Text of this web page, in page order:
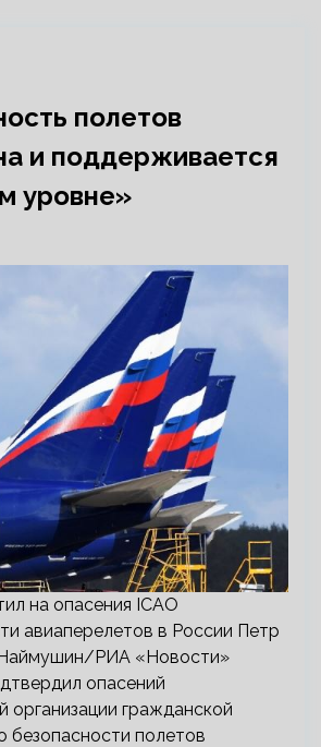
полетов
и поддерживается
уровне»
на опасения ICAO
авиаперелетов в России Петр
РИА «Новости»
опасений
гражданской
безопасности полетов